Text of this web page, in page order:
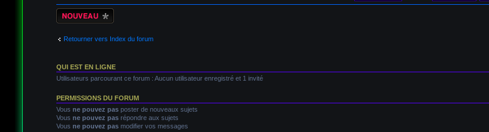
Écrire un nouveau
sujet
Retourner vers Index du forum
QUI EST EN LIGNE
Utilisateurs parcourant ce forum : Aucun utilisateur enregistré et 1 invité
PERMISSIONS DU FORUM
Vous ne pouvez pasposter de nouveaux sujets
Vous ne pouvez pasrépondre aux sujets
Vous ne pouvez pasmodifier vos messages